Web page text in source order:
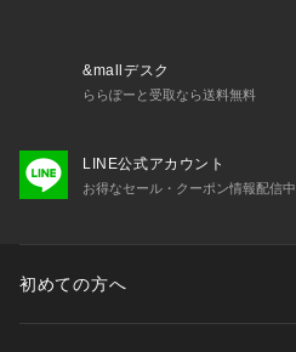
&mallデスク
ららぽーと受取なら送料無料
LINE公式アカウント
お得なセール・クーポン情報配信中
初めての方へ